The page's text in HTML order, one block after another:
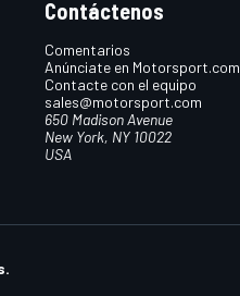
Contáctenos
Comentarios
Anúnciate en Motorsport.com
Contacte con el equipo
sales@motorsport.com
650 Madison Avenue
New York, NY 10022
USA